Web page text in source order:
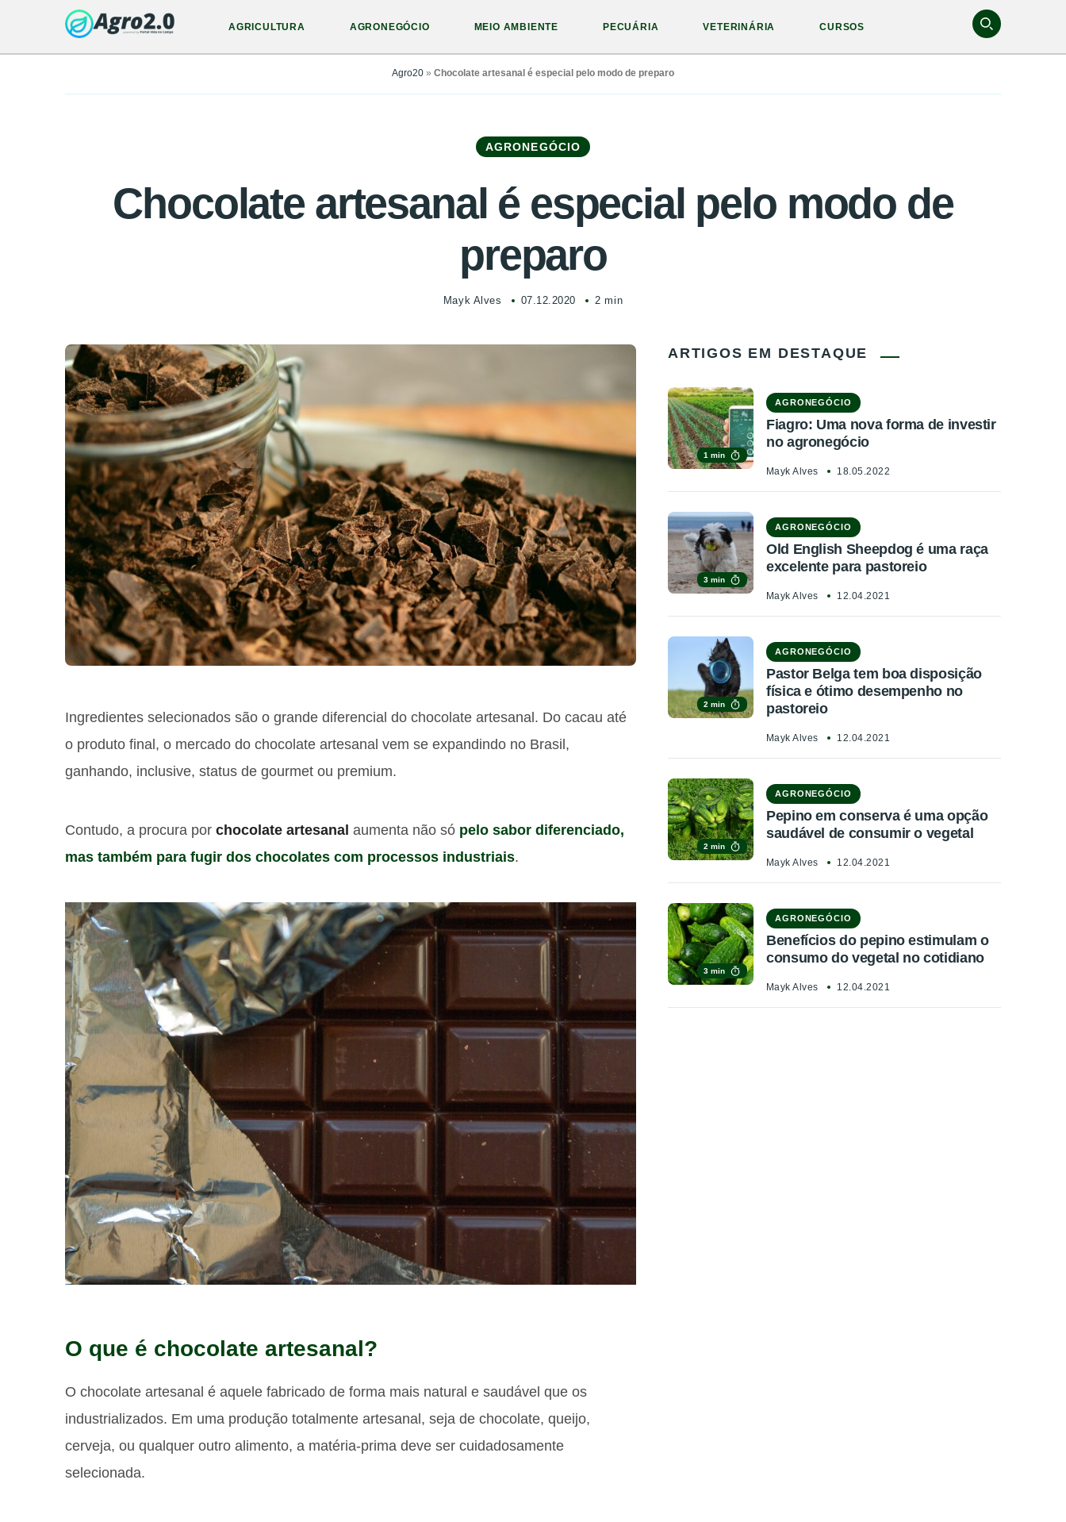
AGRICULTURA AGRONEGÓCIO MEIO AMBIENTE PECUÁRIA VETERINÁRIA CURSOS
Agro20 » Chocolate artesanal é especial pelo modo de preparo
AGRONEGÓCIO
Chocolate artesanal é especial pelo modo de
preparo
Mayk Alves 07.12.2020 2 min
Ingredientes selecionados são o grande diferencial do chocolate artesanal. Do cacau até
o produto final, o mercado do chocolate artesanal vem se expandindo no Brasil,
ganhando, inclusive, status de gourmet ou premium.
Contudo, a procura por chocolate artesanal aumenta não só pelo sabor diferenciado,
mas também para fugir dos chocolates com processos industriais.
O que é chocolate artesanal?
O chocolate artesanal é aquele fabricado de forma mais natural e saudável que os
industrializados. Em uma produção totalmente artesanal, seja de chocolate, queijo,
cerveja, ou qualquer outro alimento, a matéria-prima deve ser cuidadosamente
selecionada.
ARTIGOS EM DESTAQUE
1 min
AGRONEGÓCIO
Fiagro: Uma nova forma de investir
no agronegócio
Mayk Alves 18.05.2022
3 min
AGRONEGÓCIO
Old English Sheepdog é uma raça
excelente para pastoreio
Mayk Alves 12.04.2021
2 min
AGRONEGÓCIO
Pastor Belga tem boa disposição
física e ótimo desempenho no
pastoreio
Mayk Alves 12.04.2021
2 min
AGRONEGÓCIO
Pepino em conserva é uma opção
saudável de consumir o vegetal
Mayk Alves 12.04.2021
3 min
AGRONEGÓCIO
Benefícios do pepino estimulam o
consumo do vegetal no cotidiano
Mayk Alves 12.04.2021